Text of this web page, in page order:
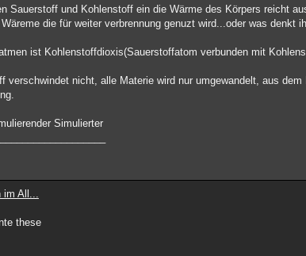
Sauerstoff und Kohlenstoff ein die Wärme des Körpers reicht
die für weiter verbrennung genuzt wird...oder was
ist Kohlenstoffdioxis(Sauerstoffatom verbunden mit
verschwindet nicht, alle Materie wird nur umgewandelt, aus
Simulierter
im All...
these